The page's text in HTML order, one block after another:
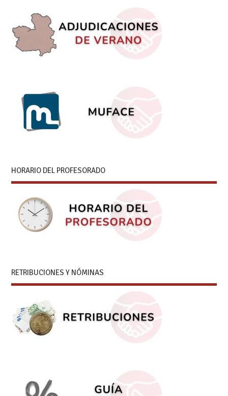
HORARIO DEL PROFESORADO
RETRIBUCIONES Y NÓMINAS